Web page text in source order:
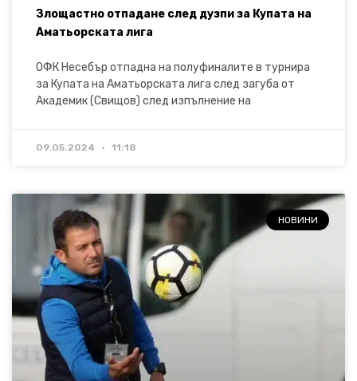
Злощастно отпадане след дузпи за Купата на
Аматьорската лига
ОФК Несебър отпадна на полуфиналите в турнира
за Купата на Аматьорската лига след загуба от
Академик (Свищов) след изпълнение на
09.05.2024 11:18
НОВИНИ